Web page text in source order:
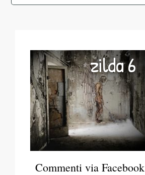
zilda 6
Commenti via Facebook